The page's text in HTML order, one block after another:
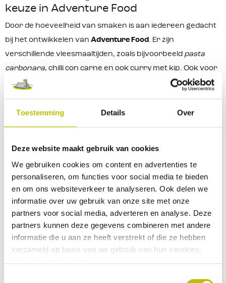
Toestemming Details Over
Deze website maakt gebruik van cookies
We gebruiken cookies om content en advertenties te
personaliseren, om functies voor social media te bieden
en om ons websiteverkeer te analyseren. Ook delen we
informatie over uw gebruik van onze site met onze
partners voor social media, adverteren en analyse. Deze
partners kunnen deze gegevens combineren met andere
informatie die u aan ze heeft verstrekt of die ze hebben
verzameld op basis van uw gebruik van hun services.
Meer informatie in hetcookiebeleid.
keuze in Adventure Food
Door de hoeveelheid van smaken is aan iedereen gedacht
bij het ontwikkelen van Adventure Food . Er zijn
verschillende vleesmaaltijden, zoals bijvoorbeeld pasta
carbonara, chilli con carne en ook curry met kip. Ook voor
diegene die
is er ruime keuze binnen het
van pasta met kaas en champignon of een
heerlijke
groenteschotel. Allemaal net zo voedzaam als gerechten
met een dessert van Adventure Food. Vanille dessert of
doe eens gek en neemchocolademousse. En met een
keuze aan verschillende ontbijtjes is het aanbod van
Per persoon kies je eencompleet menu
Tegenwoordig zijn de zakjes voedsel gericht op 1 persoon
Zo kan een ieder voor zich de lekkerste maaltijden
meenemen. Ook is het nu makkelijker om water te koken